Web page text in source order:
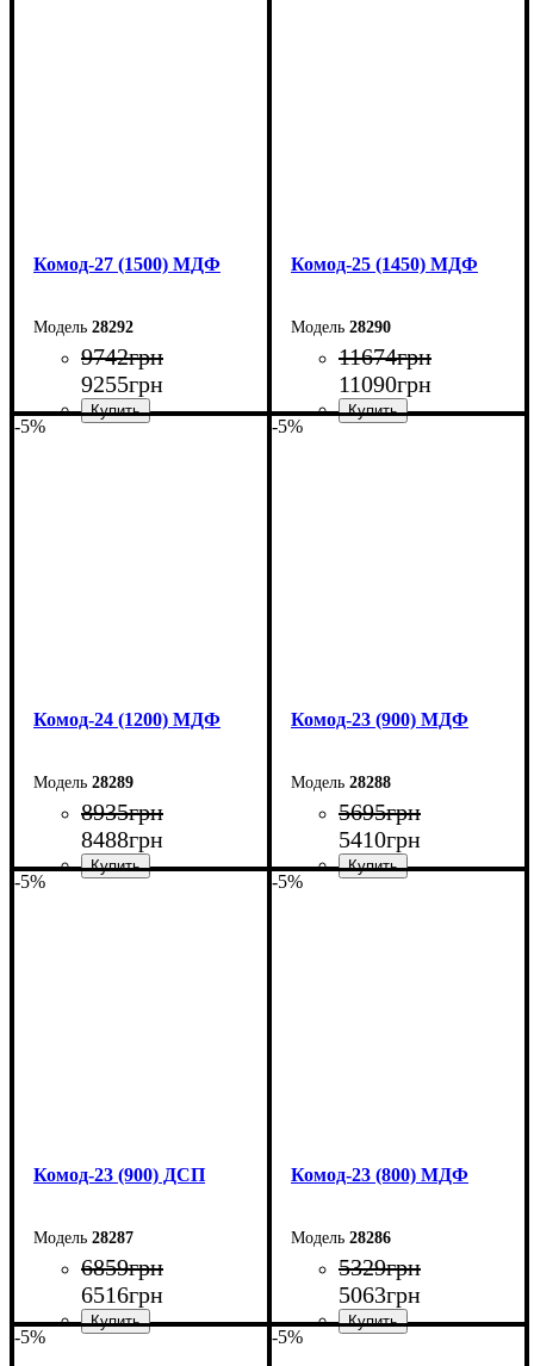
Комод-27 (1500) МДФ
28292
9742грн
9255грн
Комод-25 (1450) МДФ
28290
11674грн
11090грн
-5%
Комод-24 (1200) МДФ
28289
8935грн
8488грн
-5%
Комод-23 (900) МДФ
28288
5695грн
5410грн
-5%
Комод-23 (900) ДСП
28287
6859грн
6516грн
-5%
Комод-23 (800) МДФ
28286
5329грн
5063грн
-5% -5%